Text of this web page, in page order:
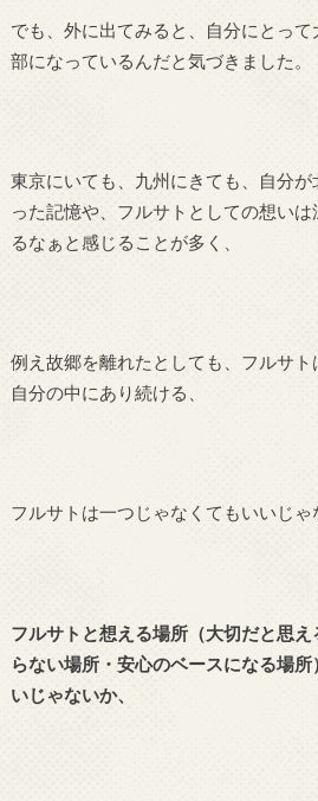
でも、外に出てみると、自分にとっ
部になっているんだと気づきました。
東京にいても、九州にきても、自分
った記憶や、フルサトとしての想い
るなぁと感じることが多く、
例え故郷を離れたとしても、フルサト
自分の中にあり続ける、
フルサトは一つじゃなくてもいいじゃ
フルサトと想える場所（大切だと思
らない場所・安心のベースになる場
いじゃないか、